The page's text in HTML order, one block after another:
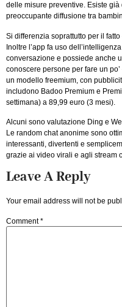
delle misure preventive. Esiste
preoccupante diffusione tra
Si differenzia soprattutto per il
Inoltre l’app fa uso
conversazione e possiede anche
conoscere persone per fare un
un modello freemium, con
includono Badoo Premium e
settimana) a 89,99 euro (3 mesi).
Alcuni sono valutazione Ding e
Le random chat anonime sono
interessanti, divertenti e
grazie ai video virali e agli stream
Leave A Reply
Your email address will not be
Comment*